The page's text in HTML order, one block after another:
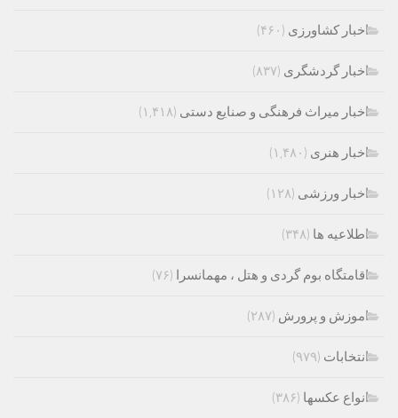
اخبار کشاورزی (۴۶۰)
اخبار گردشگری (۸۳۷)
اخبار میراث فرهنگی و صنایع دستی (۱,۴۱۸)
اخبار هنری (۱,۴۸۰)
اخبار ورزشی (۱۲۸)
اطلاعیه ها (۳۴۸)
اقامتگاه بوم گردی و هتل ، مهمانسرا (۷۶)
اموزش و پرورش (۲۸۷)
انتخابات (۹۷۹)
انواع عکسها (۳۸۶)